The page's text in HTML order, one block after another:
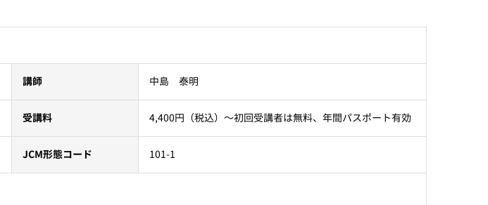
講師 中島 泰明
受講料 4,400円（税込）～初回受講者は無料、年間パスポート有効
JCM形態コード 101-1